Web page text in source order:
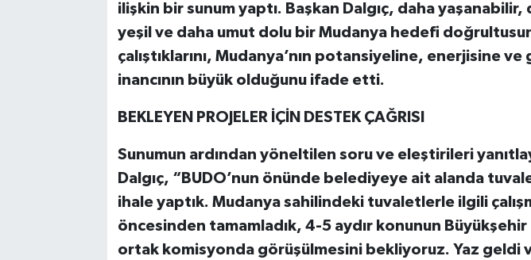
ilişkin bir sunum yaptı. Başkan Dalgıç, daha yaşanabilir,
yeşil ve daha umut dolu bir Mudanya hedefi
çalıştıklarını, Mudanya’nın potansiyeline, enerjisine
inancının büyük olduğunu ifade etti.
BEKLEYEN PROJELER İÇİN DESTEK ÇAĞRISI
Sunumun ardından yöneltilen soru ve eleştirileri
Dalgıç, “BUDO’nun önünde belediyeye ait alanda
ihale yaptık. Mudanya sahilindeki tuvaletlerle ilgili
öncesinden tamamladık, 4-5 aydır konunun Büyükşehir
ortak komisyonda görüşülmesini bekliyoruz. Yaz geldi